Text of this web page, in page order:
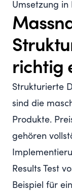
Umsetzung in
richtig
Strukturierte
sind die
Produkte.
gehören
Results Test
Beispiel für